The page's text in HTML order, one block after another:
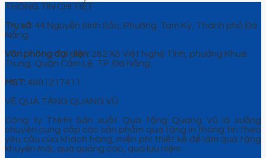
THÔNG TIN CHI TIẾT
Trụ sở: 44 Nguyễn Sinh Sắc, Phường Tam Kỳ, Thành phố Đà
Nẵng.
Văn phòng đại diện: 262 Xô Viết Nghệ Tĩnh, phường Khuê
Trung, Quận Cẩm Lệ, TP. Đà Nẵng.
MST: 4001217411
VỀ QUÀ TẶNG QUANG VŨ
Công ty TNHH Sản xuất Quà tặng Quang Vũ là xưởng
chuyên cung cấp các sản phẩm quà tặng in thông tin theo
yêu cầu của khách hàng, miễn phí thiết kế để làm quà tặng
khuyến mãi, quà quảng cáo, quà lưu niệm…